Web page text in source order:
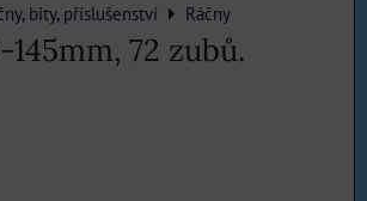
bity, příslušenství
Ráčny
72 zubů.